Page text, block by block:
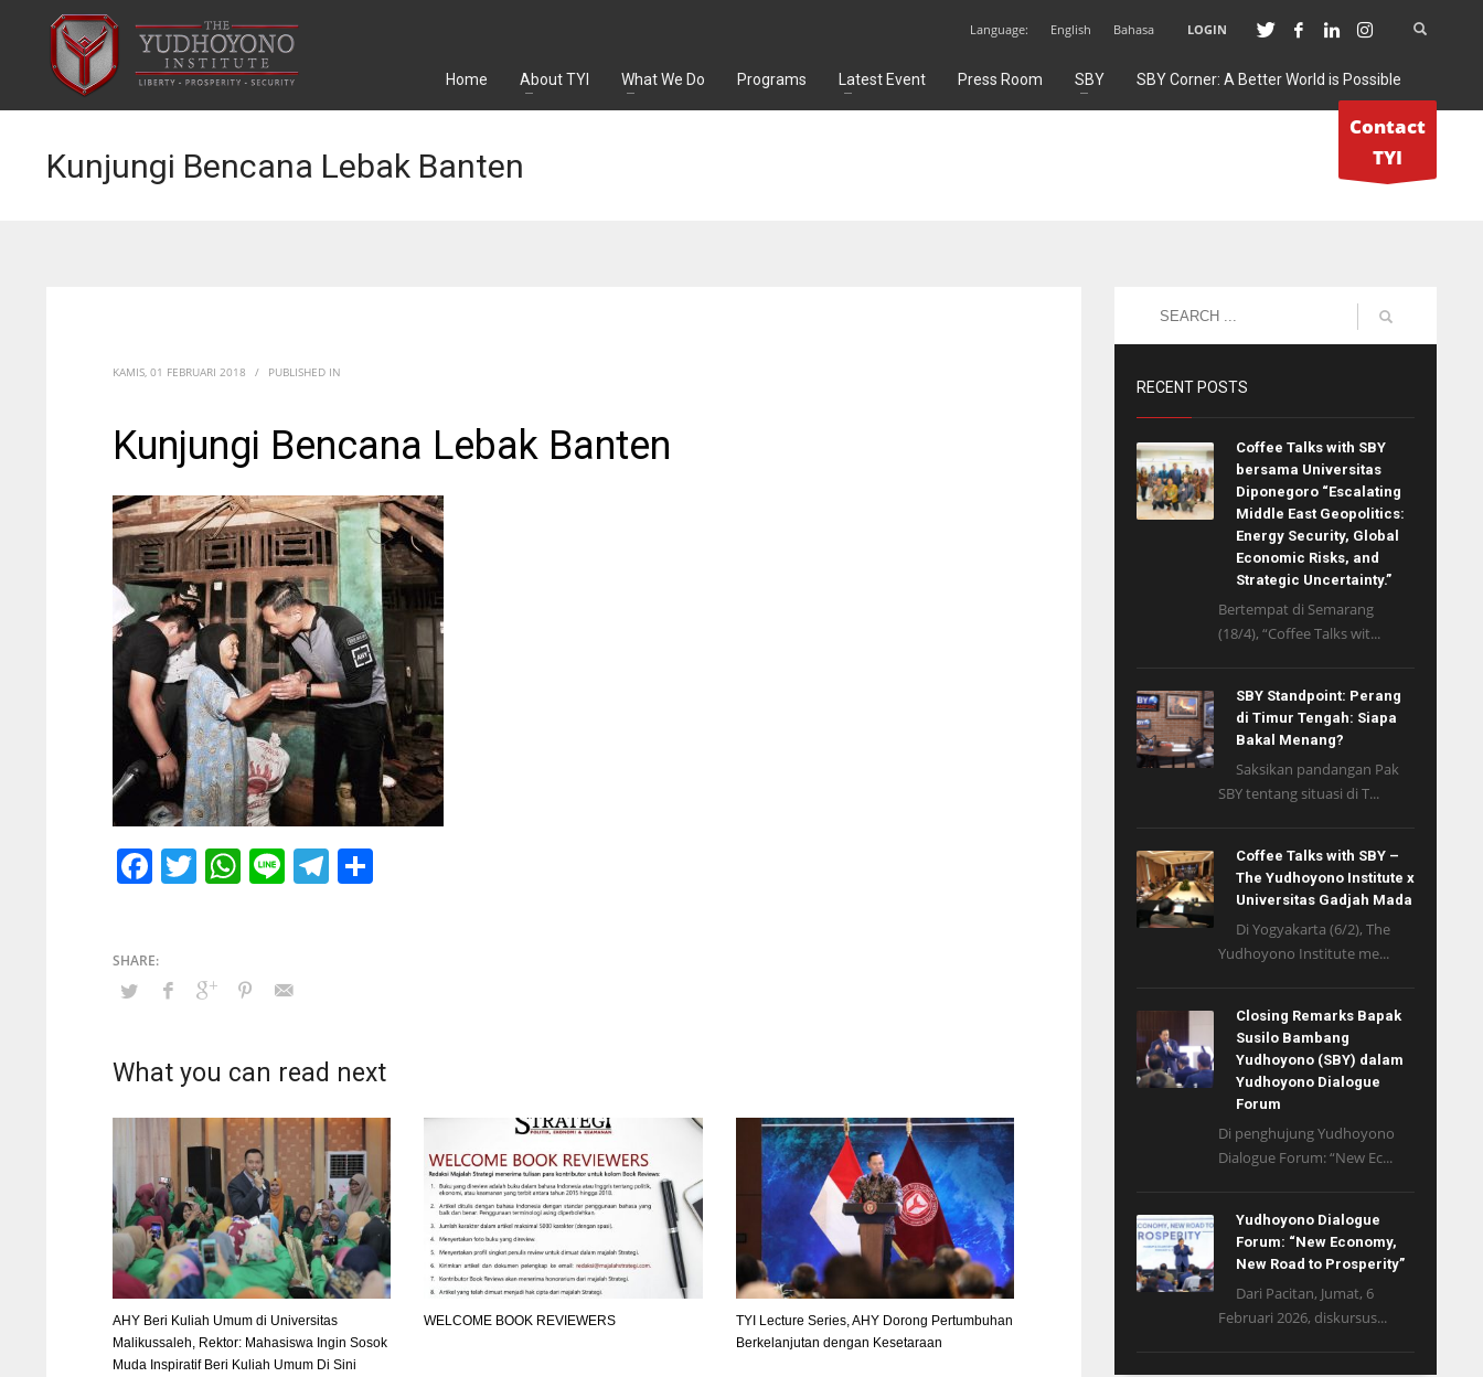
Language: English Bahasa LOGIN
Home About TYI What We Do Programs Latest Event Press Room SBY SBY Corner: A Better World is Possible
Contact
TYI
Kunjungi Bencana Lebak Banten
KAMIS, 01 FEBRUARI 2018 / PUBLISHED IN
Kunjungi Bencana Lebak Banten
Facebook
Twitter
WhatsApp
LineTelegram
What you can read next
AHY Beri Kuliah Umum di Universitas
Malikussaleh, Rektor: Mahasiswa Ingin Sosok
Muda Inspiratif Beri Kuliah Umum Di Sini
WELCOME BOOK REVIEWERS
TYI Lecture Series, AHY Dorong Pertumbuhan
Berkelanjutan dengan Kesetaraan
RECENT POSTS
Coffee Talks with SBY
bersama Universitas
Diponegoro “Escalating
Middle East Geopolitics:
Energy Security, Global
Economic Risks, and
Strategic Uncertainty.”
Bertempat di Semarang
(18/4), “Coffee Talks wit...
SBY Standpoint: Perang
di Timur Tengah: Siapa
Bakal Menang?
Saksikan pandangan Pak
SBY tentang situasi di T...
Coffee Talks with SBY –
The Yudhoyono Institute x
Universitas Gadjah Mada
Di Yogyakarta (6/2), The
Yudhoyono Institute me...
Closing Remarks Bapak
Susilo Bambang
Yudhoyono (SBY) dalam
Yudhoyono Dialogue
Forum
Di penghujung Yudhoyono
Dialogue Forum: “New Ec...
Yudhoyono Dialogue
Forum: “New Economy,
New Road to Prosperity”
Dari Pacitan, Jumat, 6
Februari 2026, diskursus...